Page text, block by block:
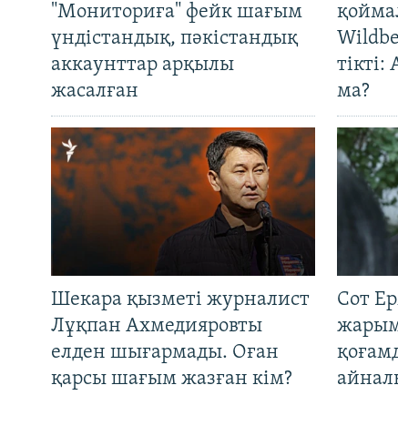
"Мониториға" фейк шағым
үндістандық, пәкістандық
аккаунттар арқылы
жасалған
тікті:
ма?
Шекара қызметі журналист
Лұқпан Ахмедияровты
елден шығармады. Оған
қарсы шағым жазған кім?
Сот